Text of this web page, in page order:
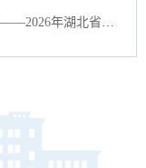
验室安全技能大赛在校举办